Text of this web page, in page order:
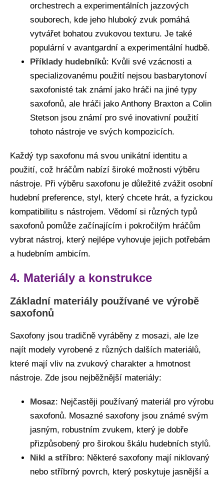
orchestrech a experimentálních jazzových
souborech, kde jeho hluboký zvuk pomáhá
vytvářet bohatou zvukovou texturu. Je také
populární v avantgardní a experimentální hudbě.
Příklady hudebníků: Kvůli své vzácnosti a
specializovanému použití nejsou basbarytonoví
saxofonisté tak známí jako hráči na jiné typy
saxofonů, ale hráči jako Anthony Braxton a Colin
Stetson jsou známí pro své inovativní použití
tohoto nástroje ve svých kompozicích.
Každý typ saxofonu má svou unikátní identitu a
použití, což hráčům nabízí široké možnosti výběru
nástroje. Při výběru saxofonu je důležité zvážit osobní
hudební preference, styl, který chcete hrát, a fyzickou
kompatibilitu s nástrojem. Vědomí si různých typů
saxofonů pomůže začínajícím i pokročilým hráčům
vybrat nástroj, který nejlépe vyhovuje jejich potřebám
a hudebním ambicím.
4. Materiály a konstrukce
Základní materiály používané ve výrobě
saxofonů
Saxofony jsou tradičně vyráběny z mosazi, ale lze
najít modely vyrobené z různých dalších materiálů,
které mají vliv na zvukový charakter a hmotnost
nástroje. Zde jsou nejběžnější materiály:
Mosaz: Nejčastěji používaný materiál pro výrobu
saxofonů. Mosazné saxofony jsou známé svým
jasným, robustním zvukem, který je dobře
přizpůsobený pro širokou škálu hudebních stylů.
Nikl a stříbro: Některé saxofony mají niklovaný
nebo stříbrný povrch, který poskytuje jasnější a